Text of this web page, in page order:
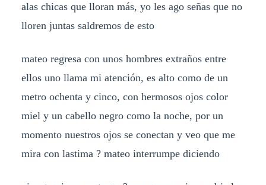
alas chicas que lloran más, yo les ago señas que no
lloren juntas saldremos de esto
mateo regresa con unos hombres extraños entre
ellos uno llama mi atención, es alto como de un
metro ochenta y cinco, con hermosos ojos color
miel y un cabello negro como la noche, por un
momento nuestros ojos se conectan y veo que me
mira con lastima ? mateo interrumpe diciendo